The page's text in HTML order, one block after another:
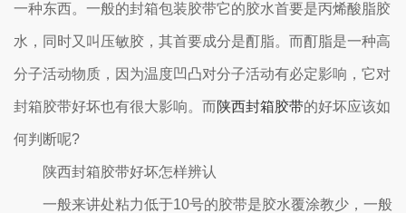
一种东西。一般的封箱包装胶带它的胶水首要是丙烯酸脂胶
水，同时又叫压敏胶，其首要成分是酊脂。而酊脂是一种高
分子活动物质，因为温度凹凸对分子活动有必定影响，它对
封箱胶带好坏也有很大影响。而陕西封箱胶带的好坏应该如
何判断呢?
陕西封箱胶带好坏怎样辨认
一般来讲处粘力低于10号的胶带是胶水覆涂教少，一般